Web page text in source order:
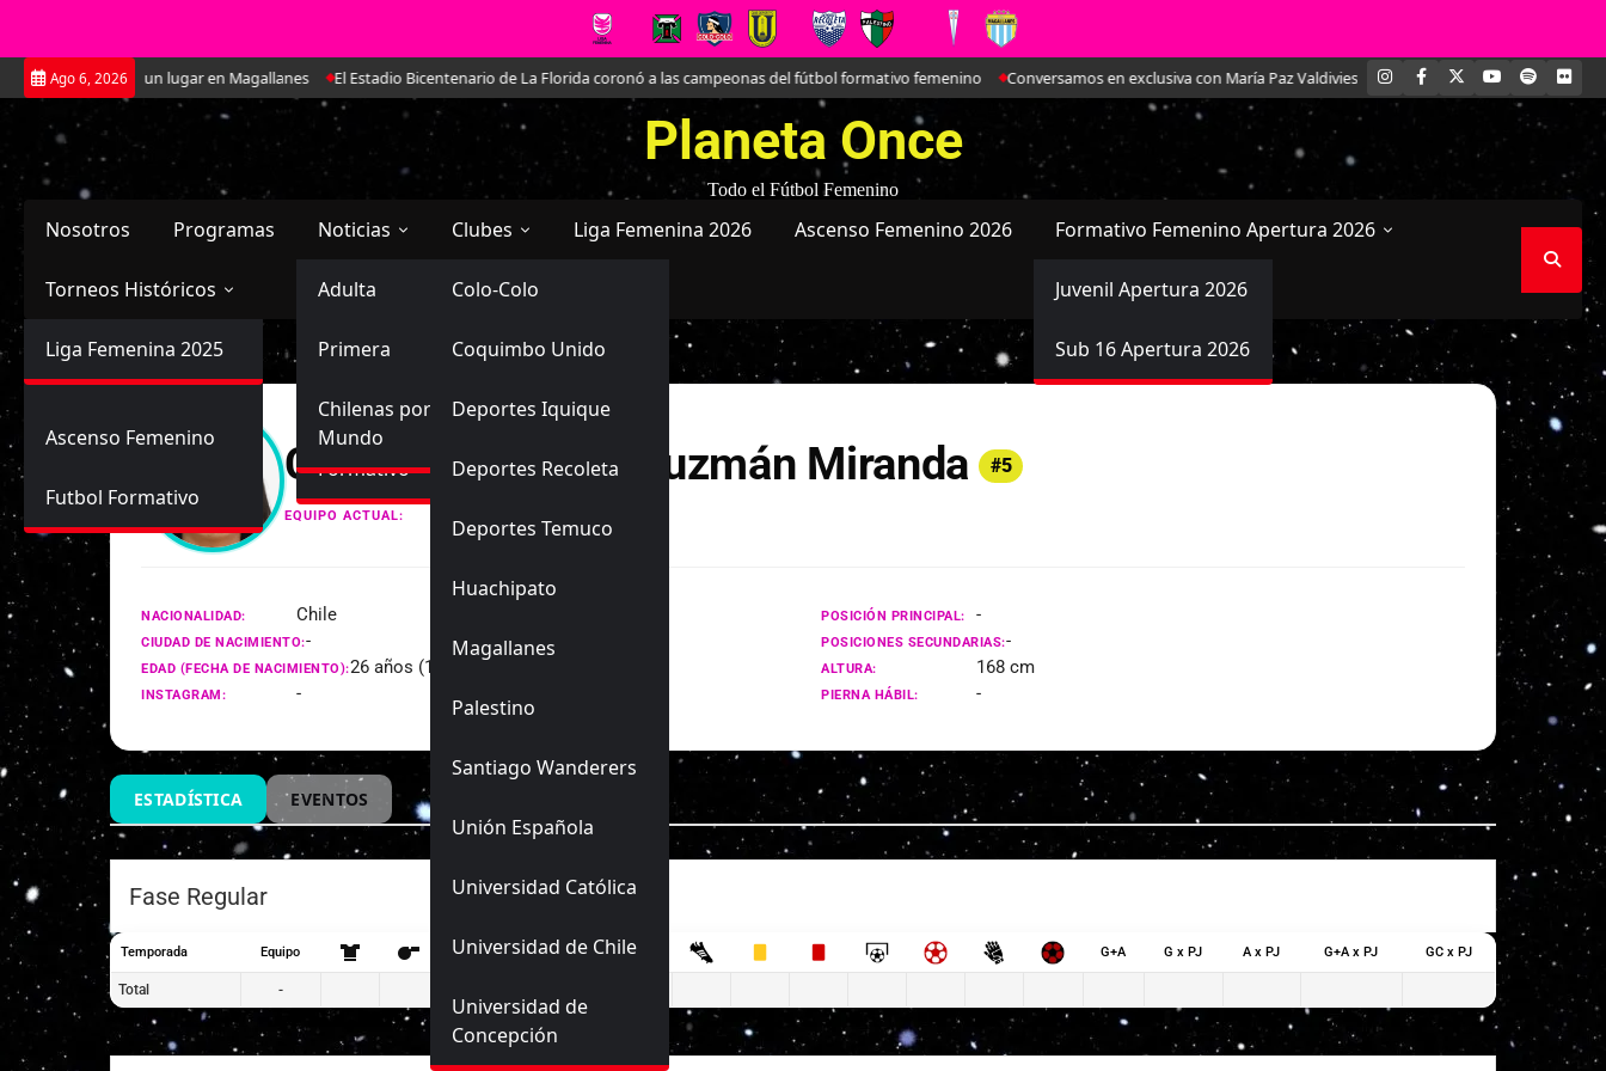
Saltar
al
contenido
Ago 6, 2026
ido ganando un lugar en Magallanes El Estadio Bicentenario de La Florida coronó a las campeonas del fútbol formativo femenino Conversamos en exclusiva con María Paz Valdivieso, la joven defensa acerera
INSTAGRAM
FACEBOOK YOUTUBE
SPOTIFY
Planeta Once
Todo el Fútbol Femenino
Nosotros Programas Noticias
Selección Chilena
Adulta
Sub-20
Sub-17
Futbol Nacional
Primera
Ascenso
Formativo
Futbol Internacional
Chilenas por el
Mundo
Clubes
Primera
Colo-Colo
Coquimbo Unido
Deportes Iquique
Deportes Recoleta
Deportes Temuco
Huachipato
Magallanes
Palestino
Santiago Wanderers
Unión Española
Universidad Católica
Universidad de Chile
Universidad de
Concepción
Ascenso
Liga Femenina 2026 Ascenso Femenino 2026 Formativo Femenino Apertura 2026
Juvenil Apertura 2026
Sub 16 Apertura 2026
Torneos Históricos
Primera División
Femenina
Liga Femenina 2025
Ascenso Femenino
Futbol Formativo
Constanza Belén Guzmán Miranda #5
EQUIPO ACTUAL: Unión Española
NACIONALIDAD: Chile
CIUDAD DE NACIMIENTO:-
EDAD (FECHA DE NACIMIENTO):26 años (19/03/2000)
INSTAGRAM: -
POSICIÓN PRINCIPAL: -
POSICIONES SECUNDARIAS:-
ALTURA: 168 cm
PIERNA HÁBIL: -
ESTADÍSTICA EVENTOS
Fase Regular
Temporada Equipo G+A G x PJ A x PJ G+A x PJ GC x PJ
Total -